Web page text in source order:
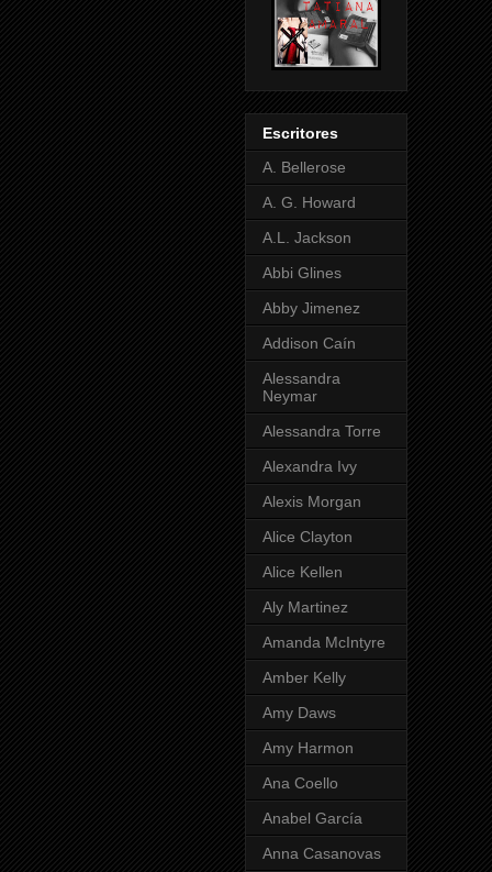
Escritores
A. Bellerose
A. G. Howard
A.L. Jackson
Abbi Glines
Abby Jimenez
Addison Caín
Alessandra
Neymar
Alessandra Torre
Alexandra Ivy
Alexis Morgan
Alice Clayton
Alice Kellen
Aly Martinez
Amanda McIntyre
Amber Kelly
Amy Daws
Amy Harmon
Ana Coello
Anabel García
Anna Casanovas